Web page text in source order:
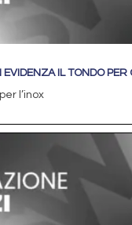
EVIDENZA IL TONDO
l’inox